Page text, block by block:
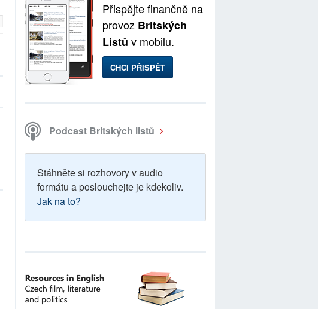
Přispějte finančně na
provoz Britských
Listů v mobilu.
CHCI PŘISPĚT
Podcast Britských listů
Stáhněte si rozhovory v audio
formátu a poslouchejte je kdekoliv.
Jak na to?